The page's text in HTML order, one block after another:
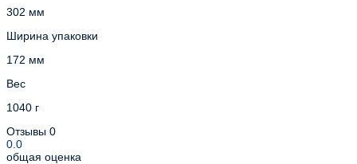
302 мм
Ширина упаковки
172 мм
Вес
1040 г
Отзывы 0
0.0
общая оценка